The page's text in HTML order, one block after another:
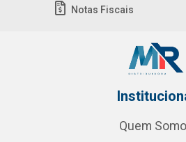
Notas Fiscais
Quem